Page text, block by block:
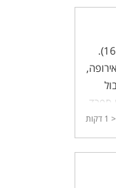
בת למשפחת אנוסים מפורטוגל (המאה ה- 16).
ספרד.
< 1 דקות